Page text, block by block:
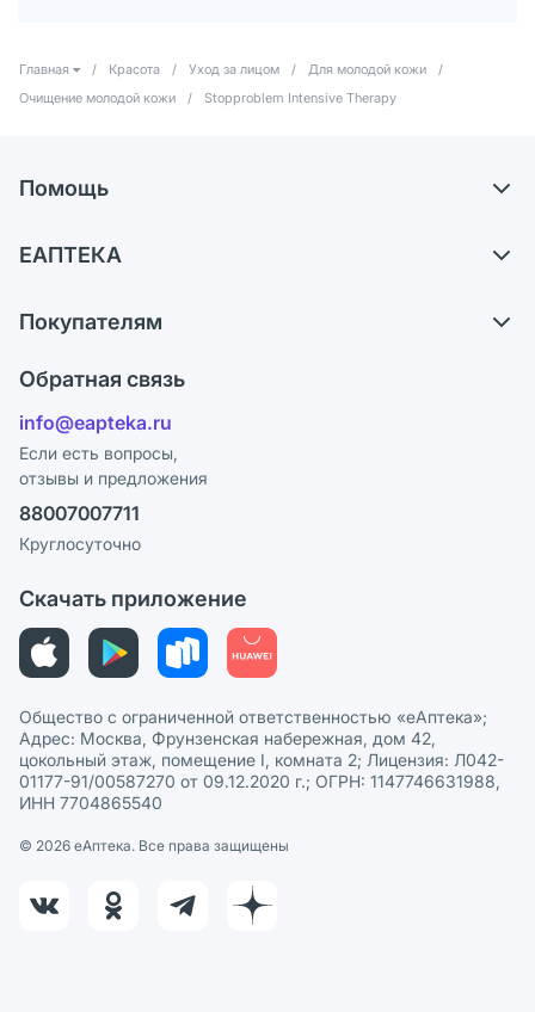
Главная / Красота / Уход за лицом / Для молодой кожи
/
Очищение молодой кожи
/ Stopproblem Intensive Therapy
Помощь
Самовывоз из аптек
Ответы на вопросы
Блог
ЕАПТЕКА
Карьера
Поставщики
Лицензия
Реклама на сайте
Ваши товары на ЕАПТЕКЕ
Покупателям
Программа СберСпасибо
Политика конфиденциальности
Пользовательское соглашение
Политика рекомендаций
Этика и соответствие
Политика в отношении обработки персональных данных
Обратная связь
info@eapteka.ru
Если есть вопросы,
отзывы и предложения
88007007711
Круглосуточно
Скачать приложение
Общество с ограниченной ответственностью «еАптека»;
Адрес: Москва, Фрунзенская набережная, дом 42,
цокольный этаж, помещение I, комната 2; Лицензия: Л042-
01177-91/00587270 от 09.12.2020 г.; ОГРН: 1147746631988,
ИНН 7704865540
© 2026 eАптека. Все права защищены